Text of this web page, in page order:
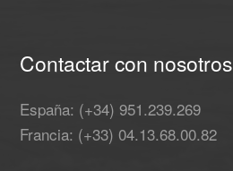
Contactar con nosotros
España: (+34) 951.239.269
Francia: (+33) 04.13.68.00.82